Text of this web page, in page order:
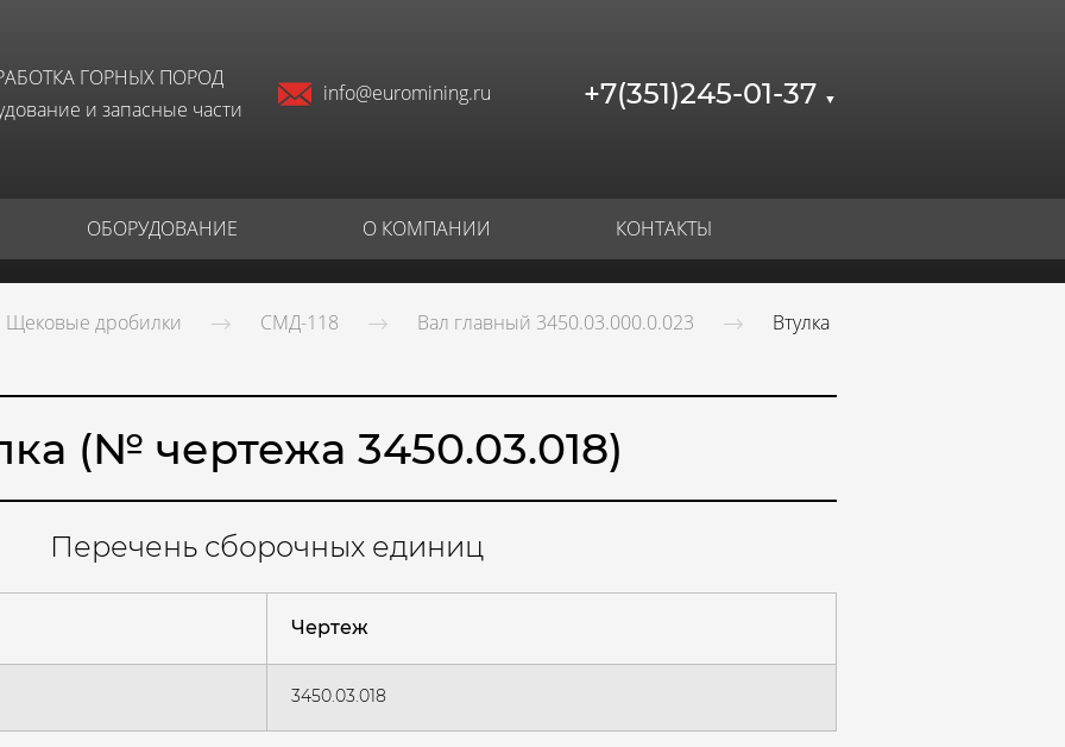
ГОРНЫХ ПОРОД
и запасные части
info@euromining.ru +7(351)245-01-37 ▼
ОБОРУДОВАНИЕ О КОМПАНИИ КОНТАКТЫ
Щековые дробилки СМД-118 Вал главный 3450.03.000.0.023 Втулка
(№ чертежа 3450.03.018)
Перечень сборочных единиц
Чертеж
3450.03.018